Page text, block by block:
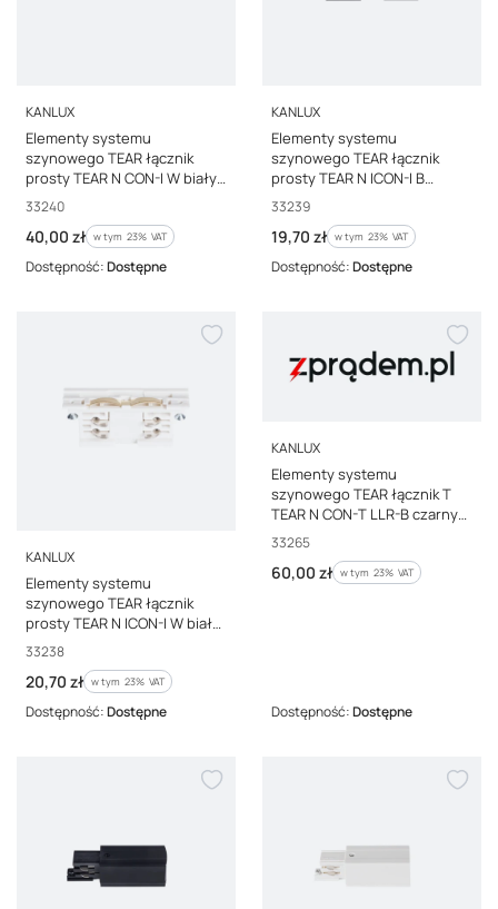
PRODUCENT
KANLUX
Elementy systemu
szynowego TEAR łącznik
prosty TEAR N CON-I W biały
33240
Kod producenta
33240
Cena brutto
40,00 zł w tym %s VAT
w tym 23% VAT
Dostępność:Dostępne
PRODUCENT
KANLUX
Elementy systemu
szynowego TEAR łącznik
prosty TEAR N ICON-I B
czarny 33239
Kod producenta
33239
Cena brutto
19,70 zł w tym %s VAT
w tym 23% VAT
Dostępność:Dostępne
PRODUCENT
KANLUX
Elementy systemu
szynowego TEAR łącznik
prosty TEAR N ICON-I W biały
33238
Kod producenta
33238
Cena brutto
20,70 zł w tym %s VAT
w tym 23% VAT
Dostępność:Dostępne
PRODUCENT
KANLUX
Elementy systemu
szynowego TEAR łącznik T
TEAR N CON-T LLR-B czarny
33265
Kod producenta
33265
Cena brutto
60,00 zł w tym %s VAT
w tym 23% VAT
Dostępność:Dostępne